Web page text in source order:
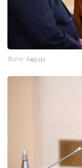
Фото: Ақорда